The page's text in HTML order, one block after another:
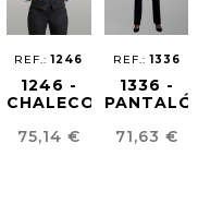
REF.:1246
1246 -
CHALECO
EASY
Precio
75,14 €
REF.:1336
1336 -
PANTALÓN
EASY
Precio
71,63 €